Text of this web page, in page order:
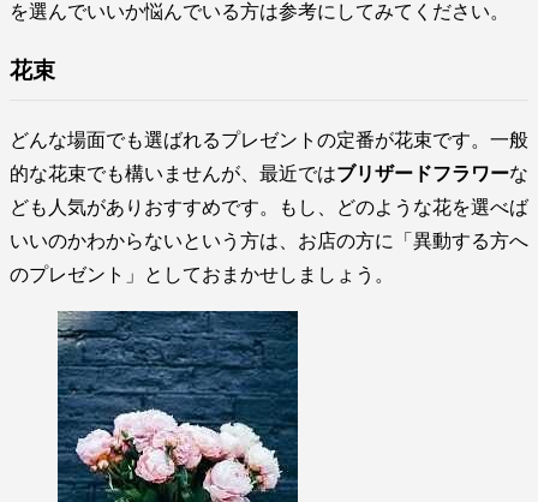
を選んでいいか悩んでいる方は参考にしてみてください。
花束
どんな場面でも選ばれるプレゼントの定番が花束です。一般
的な花束でも構いませんが、最近ではブリザードフラワーな
ども人気がありおすすめです。もし、どのような花を選べば
いいのかわからないという方は、お店の方に「異動する方へ
のプレゼント」としておまかせしましょう。